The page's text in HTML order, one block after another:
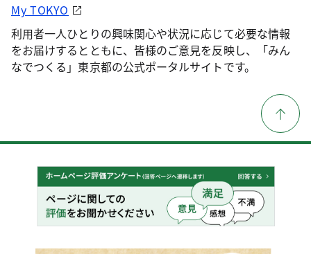
My TOKYO
利用者一人ひとりの興味関心や状況に応じて必要な情報
をお届けするとともに、皆様のご意見を反映し、「みん
なでつくる」東京都の公式ポータルサイトです。